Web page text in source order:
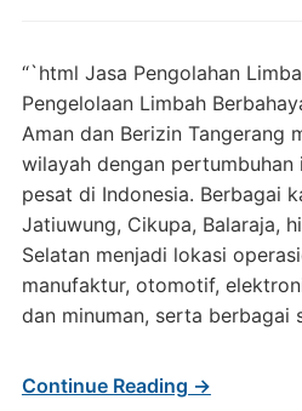
“`html Jasa Pengolahan
Pengelolaan Limbah
Aman dan Berizin Tangerang
wilayah dengan
pesat di Indonesia. Berbagai
Jatiuwung, Cikupa, Balaraja,
Selatan menjadi lokasi
manufaktur, otomotif,
dan minuman, serta berbagai
Continue Reading →